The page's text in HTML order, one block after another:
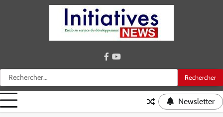
Rechercher :
facebook
youtube
Newsletter